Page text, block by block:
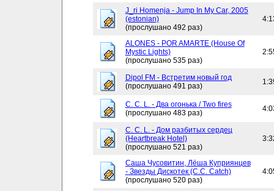
J_ri Homenja - Jump In My Car, 2005
(estonian)
(прослушано 492 раз)
ALONES - POR AMARTE (House Of
Mystic Lights)
(прослушано 535 раз)
Dipol FM - Встретим новый год
(прослушано 491 раз)
C. C. L. - Два огонька / Two fires
(прослушано 483 раз)
C. C. L. - Дом разбитых сердец
(Heartbreak Hotel)
(прослушано 521 раз)
Саша Чусовитин, Лёша Куприянцев
- Звезды Дискотек (C.C. Catch)
(прослушано 520 раз)